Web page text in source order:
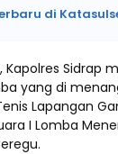
di
Sidrap
yang di
Lapangan
I Lomba